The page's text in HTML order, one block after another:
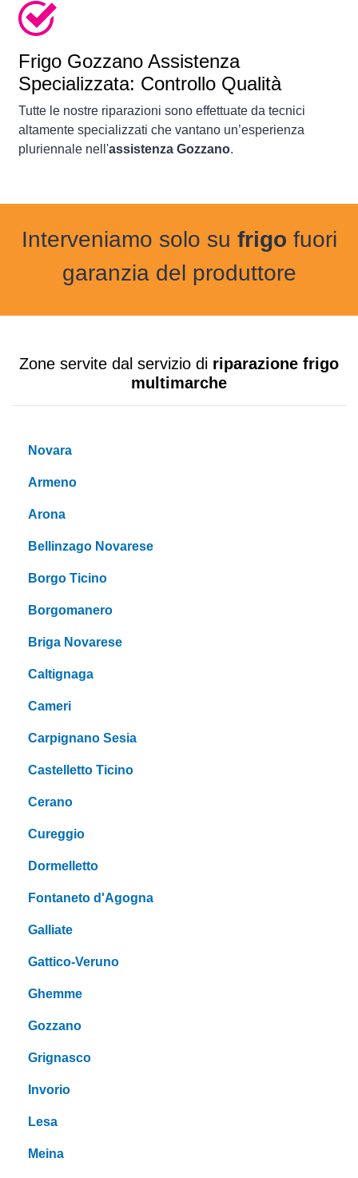
Frigo Gozzano Assistenza
Specializzata: Controllo Qualità
Tutte le nostre riparazioni sono effettuate da tecnici
altamente specializzati che vantano un’esperienza
pluriennale nell'assistenza Gozzano.
Interveniamo solo su frigo fuori
garanzia del produttore
Zone servite dal servizio di riparazione frigo
multimarche
Novara
Armeno
Arona
Bellinzago Novarese
Borgo Ticino
Borgomanero
Briga Novarese
Caltignaga
Cameri
Carpignano Sesia
Castelletto Ticino
Cerano
Cureggio
Dormelletto
Fontaneto d'Agogna
Galliate
Gattico-Veruno
Ghemme
Gozzano
Grignasco
Invorio
Lesa
Meina